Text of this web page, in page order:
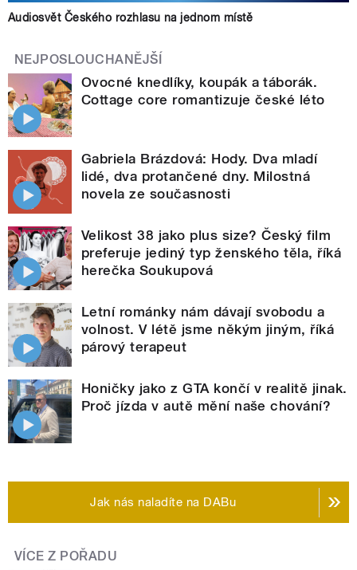
Audiosvět Českého rozhlasu na jednom místě
NEJPOSLOUCHANĚJŠÍ
Ovocné knedlíky, koupák a táborák.
Cottage core romantizuje české léto
Gabriela Brázdová: Hody. Dva mladí
lidé, dva protančené dny. Milostná
novela ze současnosti
Velikost 38 jako plus size? Český film
preferuje jediný typ ženského těla, říká
herečka Soukupová
Letní románky nám dávají svobodu a
volnost. V létě jsme někým jiným, říká
párový terapeut
Honičky jako z GTA končí v realitě jinak.
Proč jízda v autě mění naše chování?
Jak nás naladíte na DABu
VÍCE Z POŘADU